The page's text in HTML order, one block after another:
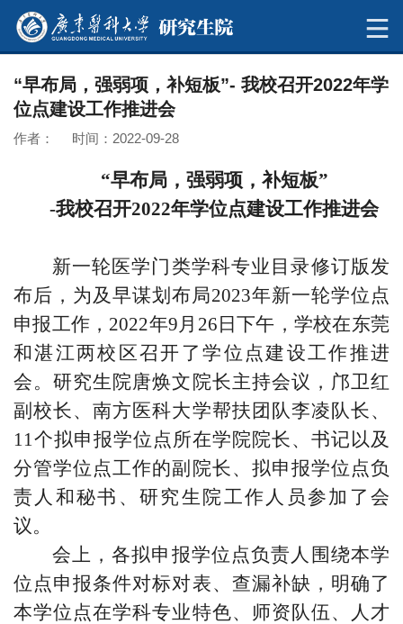
“早布局，强弱项，补短板”- 我校召开2022年学
位点建设工作推进会
作者： 时间：2022-09-28
“早布局，强弱项，补短板”
-我校召开2022年学位点建设工作推进会
新一轮医学门类学科专业目录修订版发
布后，为及早谋划布局2023年新一轮学位点
申报工作，2022年9月26日下午，学校在东莞
和湛江两校区召开了学位点建设工作推进
会。研究生院唐焕文院长主持会议，邝卫红
副校长、南方医科大学帮扶团队李凌队长、
11个拟申报学位点所在学院院长、书记以及
分管学位点工作的副院长、拟申报学位点负
责人和秘书 、研究生院工作人员参加了会
议。
会上，各拟申报学位点负责人围绕本学
位点申报条件对标对表、查漏补缺，明确了
本学位点在学科专业特色、师资队伍、人才